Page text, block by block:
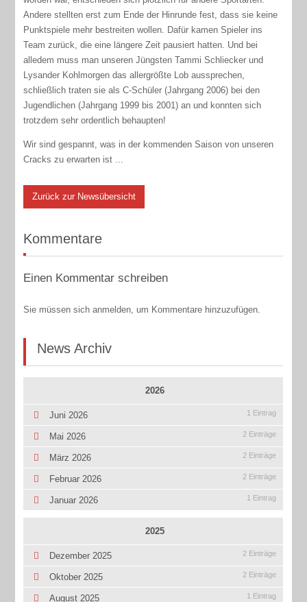
Andere stellten erst zum Ende der Hinrunde fest, dass sie keine
Punktspiele mehr bestreiten wollen. Dafür kamen Spieler ins
Team zurück, die eine längere Zeit pausiert hatten. Und bei
alledem muss man unseren Jüngsten Tammi Schliecker und
Lysander Kohlmorgen das allergrößte Lob aussprechen,
schließlich traten sie als C-Schüler (Jahrgang 2006) bei den
Jugendlichen (Jahrgang 1999 bis 2001) an und konnten sich
trotzdem sehr ordentlich behaupten!
Wir sind gespannt, was in der kommenden Saison von unseren
Cracks zu erwarten ist ...
Zurück zur Newsübersicht
Kommentare
Einen Kommentar schreiben
Sie müssen sich anmelden, um Kommentare hinzuzufügen.
News Archiv
2026
Juni 2026 1 Eintrag
Mai 2026 2 Einträge
März 2026 2 Einträge
Februar 2026 2 Einträge
Januar 2026 1 Eintrag
2025
Dezember 2025 2 Einträge
Oktober 2025 2 Einträge
August 2025 1 Eintrag